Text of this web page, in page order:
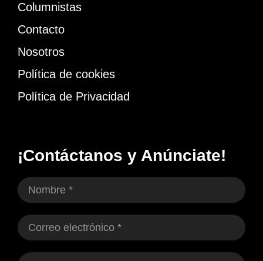
Columnistas
Contacto
Nosotros
Política de cookies
Política de Privacidad
¡Contáctanos y Anúnciate!